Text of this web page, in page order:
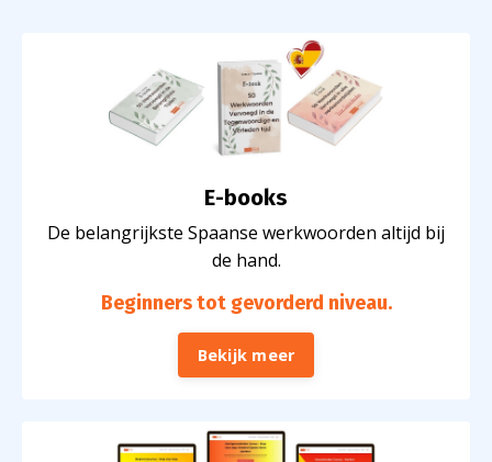
E-books
De belangrijkste Spaanse werkwoorden altijd bij
de hand.
Beginners tot gevorderd niveau.
Bekijk meer